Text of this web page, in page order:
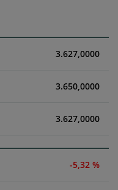
3.627,0000
3.650,0000
3.627,0000
-5,32 %